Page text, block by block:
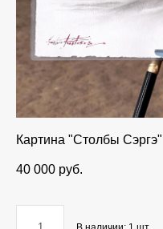
Картина "Столбы Сэргэ"
40 000 pуб.